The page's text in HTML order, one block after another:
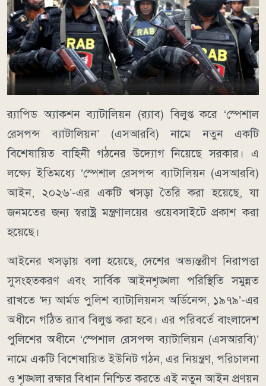
র‌্যাপিড অ্যাকশন ব্যাটালিয়ন (র‌্যাব) বিলুপ্ত করে ‘স্পেশাল
রেসপন্স ব্যাটালিয়ন’ (এসআরবি) নামে নতুন একটি
বিশেষায়িত বাহিনী গঠনের উদ্যোগ নিয়েছে সরকার। এ
লক্ষ্যে ইতিমধ্যে ‘স্পেশাল রেসপন্স ব্যাটালিয়ন (এসআরবি)
আইন, ২০২৬’-এর একটি খসড়া তৈরি করা হয়েছে, যা
জনমতের জন্য স্বরাষ্ট্র মন্ত্রণালয়ের ওয়েবসাইটে প্রকাশ করা
হয়েছে।
আইনের খসড়ায় বলা হয়েছে, দেশের অভ্যন্তরীণ নিরাপত্তা
সুসংহতকরণ এবং সার্বিক আইনশৃঙ্খলা পরিস্থিতি সমুন্নত
রাখতে ‘দ্য আর্মড পুলিশ ব্যাটালিয়নস অর্ডিনেন্স, ১৯৭৯’-এর
অধীনে গঠিত র‍্যাব বিলুপ্ত করা হবে। এর পরিবর্তে বাংলাদেশ
পুলিশের অধীনে ‘স্পেশাল রেসপন্স ব্যাটালিয়ন (এসআরবি)’
নামে একটি বিশেষায়িত ইউনিট গঠন, এর নিয়ন্ত্রণ, পরিচালনা
ও শৃঙ্খলা রক্ষার বিধান নিশ্চিত করতে এই নতুন আইন প্রণয়ন